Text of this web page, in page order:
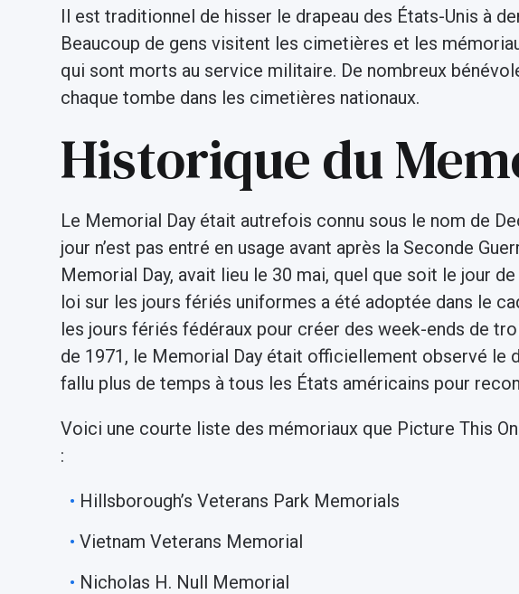
Il est traditionnel de hisser le drapeau des États-Unis à
Beaucoup de gens visitent les cimetières et les
qui sont morts au service militaire. De nombreux
chaque tombe dans les cimetières nationaux.
Historique du
Le Memorial Day était autrefois connu sous le nom de
jour n’est pas entré en usage avant après la Seconde
Memorial Day, avait lieu le 30 mai, quel que soit le jour
loi sur les jours fériés uniformes a été adoptée dans le
les jours fériés fédéraux pour créer des week-ends de
de 1971, le Memorial Day était officiellement observé le
fallu plus de temps à tous les États américains pour
Voici une courte liste des mémoriaux que Picture This
:
Hillsborough’s Veterans Park Memorials
Vietnam Veterans Memorial
Nicholas H. Null Memorial